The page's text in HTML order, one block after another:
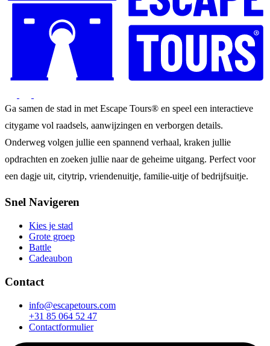
Ga samen de stad in met Escape Tours® en speel een interactieve
citygame vol raadsels, aanwijzingen en verborgen details.
Onderweg volgen jullie een spannend verhaal, kraken jullie
opdrachten en zoeken jullie naar de geheime uitgang. Perfect voor
een dagje uit, citytrip, vriendenuitje, familie-uitje of bedrijfsuitje.
Snel Navigeren
Kies je stad
Grote groep
Battle
Cadeaubon
Contact
info@escapetours.com
+31 85 064 52 47
Contactformulier